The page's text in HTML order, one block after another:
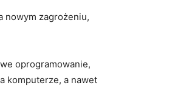
nowym ​zagrożeniu,
oprogramowanie,
komputerze, a nawet